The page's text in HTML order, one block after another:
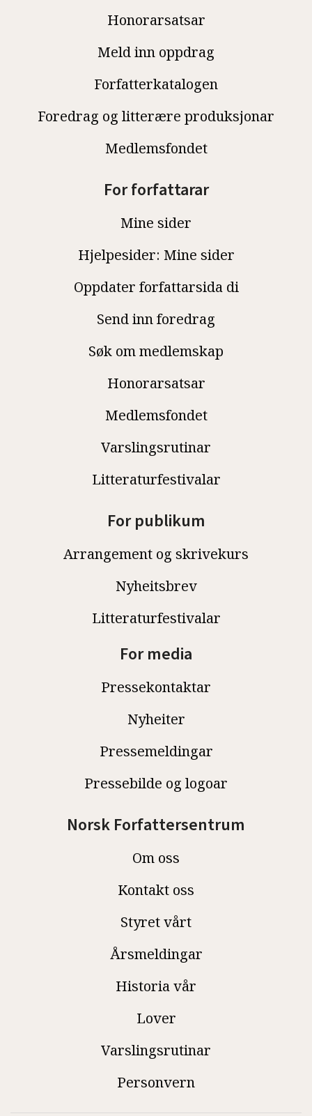
Honorarsatsar
Meld inn oppdrag
Forfatterkatalogen
Foredrag og litterære produksjonar
Medlemsfondet
For forfattarar
Mine sider
Hjelpesider: Mine sider
Oppdater forfattarsida di
Send inn foredrag
Søk om medlemskap
Honorarsatsar
Medlemsfondet
Varslingsrutinar
Litteraturfestivalar
For publikum
Arrangement og skrivekurs
Nyheitsbrev
Litteraturfestivalar
For media
Pressekontaktar
Nyheiter
Pressemeldingar
Pressebilde og logoar
Norsk Forfattersentrum
Om oss
Kontakt oss
Styret vårt
Årsmeldingar
Historia vår
Lover
Varslingsrutinar
Personvern